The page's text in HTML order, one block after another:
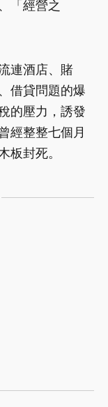
「經營之
連酒店、賭
借貸問題的爆
的壓力，誘發
經整整七個月
板封死。